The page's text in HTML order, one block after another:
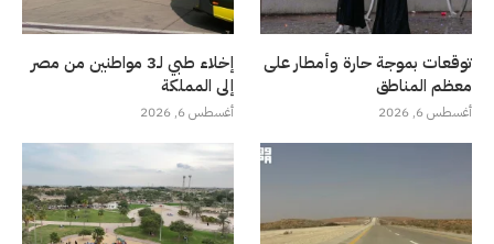
توقعات بموجة حارة وأمطار على
معظم المناطق
أغسطس 6, 2026
إخلاء طبي لـ3 مواطنين من مصر
إلى المملكة
أغسطس 6, 2026